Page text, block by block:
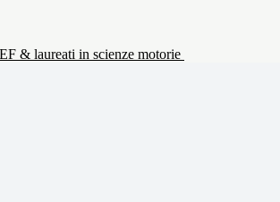
& laureati in scienze motorie